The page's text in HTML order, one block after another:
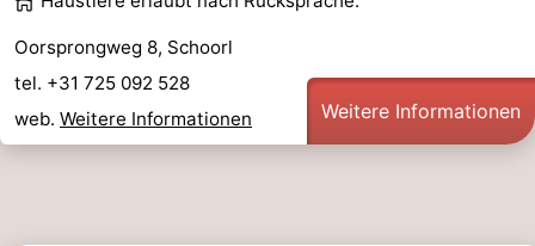
Oorsprongweg 8, Schoorl
tel. +31 725 092 528
web. Weitere Informationen Weitere Informationen